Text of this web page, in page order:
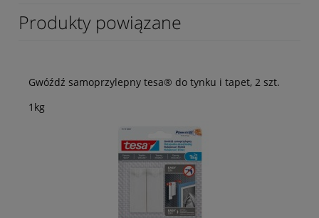
Produkty powiązane
Gwóźdź samoprzylepny tesa® do tynku i tapet, 2 szt.
1kg